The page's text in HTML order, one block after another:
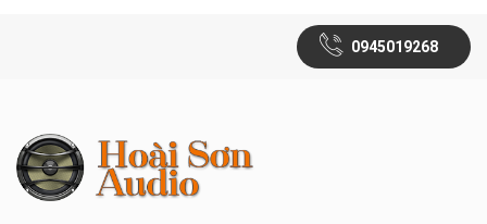
0945019268